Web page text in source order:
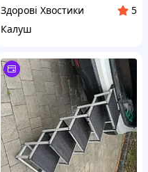
Здорові Хвостики
5
Калуш